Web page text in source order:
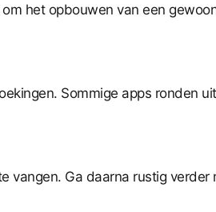
het opbouwen van een
Sommige apps ronden
vangen. Ga daarna rustig verder